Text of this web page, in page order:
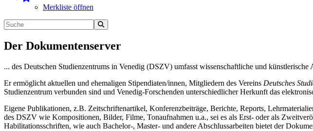
Merkliste öffnen
Der Dokumentenserver
... des Deutschen Studienzentrums in Venedig (DSZV) umfasst wissenschaftliche und
Er ermöglicht aktuellen und ehemaligen Stipendiaten/innen, Mitgliedern des Vereins Deutsches
Studienzentrum verbunden sind und Venedig-Forschenden unterschiedlicher Herkunft das
Eigene Publikationen, z.B. Zeitschriftenartikel, Konferenzbeiträge, Berichte, Reports,
des DSZV wie Kompositionen, Bilder, Filme, Tonaufnahmen u.a., sei es als Erst- oder als
Habilitationsschriften, wie auch Bachelor-, Master- und andere Abschlussarbeiten bietet der